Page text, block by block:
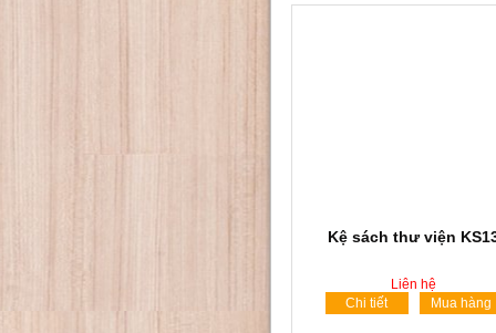
Kệ sách thư viện
Liên hệ
Chi tiết
Mua hàng